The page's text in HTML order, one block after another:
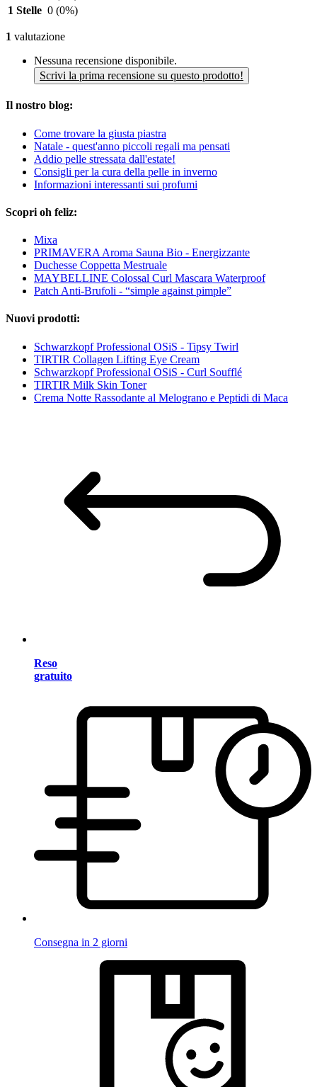
1 Stelle 0 (0%)
1 valutazione
Nessuna recensione disponibile.
Scrivi la prima recensione su questo prodotto!
Il nostro blog:
Come trovare la giusta piastra
Natale - quest'anno piccoli regali ma pensati
Addio pelle stressata dall'estate!
Consigli per la cura della pelle in inverno
Informazioni interessanti sui profumi
Scopri oh feliz:
Mixa
PRIMAVERA Aroma Sauna Bio - Energizzante
Duchesse Coppetta Mestruale
MAYBELLINE Colossal Curl Mascara Waterproof
Patch Anti‑Brufoli - “simple against pimple”
Nuovi prodotti:
Schwarzkopf Professional OSiS - Tipsy Twirl
TIRTIR Collagen Lifting Eye Cream
Schwarzkopf Professional OSiS - Curl Soufflé
TIRTIR Milk Skin Toner
Crema Notte Rassodante al Melograno e Peptidi di Maca
Reso
gratuito
Consegna in 2 giorni